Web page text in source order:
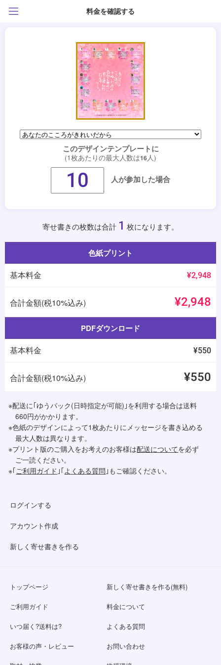
料金を確認する
このデザインテンプレートに
(1枚あたりの最大人数は16人)
人が参加した場合
寄せ書きの枚数は合計 1 枚になります。
色紙プリント
基本料金 ¥2,948
合計金額(税10%込み) ¥2,948
PDFダウンロード
基本料金 ¥550
合計金額(税10%込み) ¥550
※配送に｢ゆうパック(日時指定が可能)｣を利用する場合は送料
660円がかかります。
※色紙のデザインによって1枚あたりにメッセージを書き込める
最大人数は異なります。
※プリント版のご購入をお考えのお客様は配送についてを必ず
ご一読ください。
※｢ご利用ガイド ｣｢よくある質問 ｣もご確認ください。
ログインする
アカウント作成
新しく寄せ書きを作る
トップページ 新しく寄せ書きを作る(無料)
ご利用ガイド 料金について
いつ届く?送料は? よくある質問
お客様の声・レビュー お問い合わせ